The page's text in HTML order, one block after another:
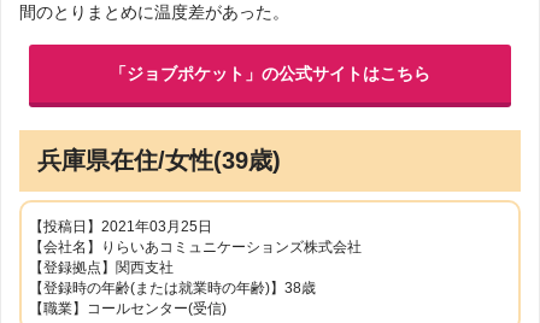
間のとりまとめに温度差があった。
「ジョブポケット」の公式サイトはこちら
兵庫県在住/女性(39歳)
【投稿日】2021年03月25日
【会社名】りらいあコミュニケーションズ株式会社
【登録拠点】関西支社
【登録時の年齢(または就業時の年齢)】38歳
【職業】コールセンター(受信)